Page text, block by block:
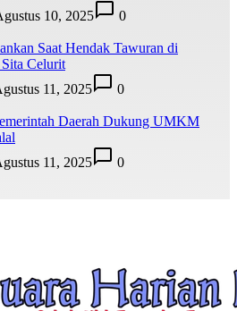
10, 2025
0
Saat Hendak Tawuran di
Celurit
11, 2025
0
Daerah Dukung UMKM
11, 2025 0